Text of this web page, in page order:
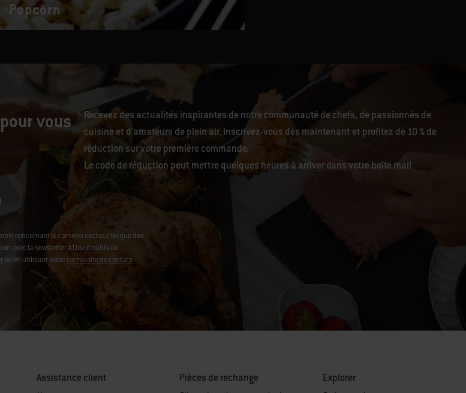
Popcorn
vous
Recevez des actualités inspirantes de notre communauté de chefs, de passionnés de
cuisine et d’amateurs de plein air. Inscrivez-vous dès maintenant et profitez de 10 % de
réduction sur votre première commande.
Le code de réduction peut mettre quelques heures à arriver dans votre boîte mail.
concernant le contenu exclusif tel que des
avec la newsletter à l'ide d'outils de
ou en utilisant notreformulaire de contact.
Assistance client Pièces de rechange Explorer